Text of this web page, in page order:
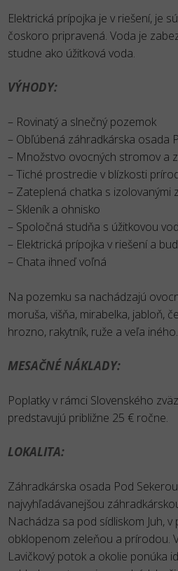
Elektrická prípojka je v riešení, je
čoskoro pripravená. Voda je
studne ako úžitková voda.
VÝHODY:
– Rovinatý a slnečný pozemok
– Obľúbená záhradkárska osada
– Množstvo ovocných stromov a
– Tiché prostredie v blízkosti
– Zateplená chatka s izolovanými
– Skleník a ohnisko
– Spoločná studňa s úžitkovou
– Elektrická prípojka v riešení a
– Chata ihneď voľná
Na pozemku sa nachádzajú
moruša, višňa, mirabelka, jabloň,
hrozno, rakytník, ruže a veľa iného.
MESAČNÉ NÁKLADY:
Poplatky v rámci Slovenského
predstavujú približne 25 € ročne.
LOKALITA:
Záhradkárska osada Pod
najvyhľadávanejšou
Nachádza sa pod sídliskom Juh,
obklopenom zeleňou a prírodou.
Lavičkový potok a okolie ponúka